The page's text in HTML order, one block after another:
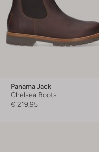
Panama Jack
Chelsea Boots
€ 219,95